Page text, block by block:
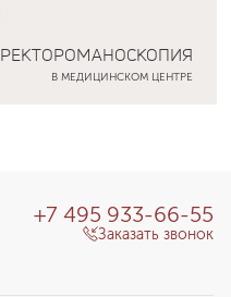
РЕКТОРОМАНОСКОПИЯ
В МЕДИЦИНСКОМ ЦЕНТРЕ
+7 495 933-66-55
Заказать звонок